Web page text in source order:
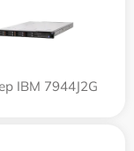
IBM 7944J2G